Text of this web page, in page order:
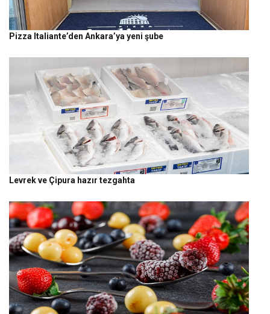
Pizza Italiante’den Ankara’ya yeni şube
Levrek ve Çipura hazır tezgahta